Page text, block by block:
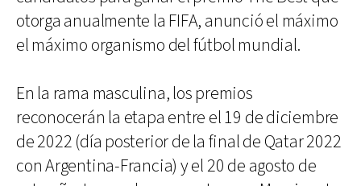
otorga anualmente la FIFA, anunció el máximo
el máximo organismo del fútbol mundial.
En la rama masculina, los premios
reconocerán la etapa entre el 19 de diciembre
de 2022 (día posterior de la final de Qatar 2022
con Argentina-Francia) y el 20 de agosto de